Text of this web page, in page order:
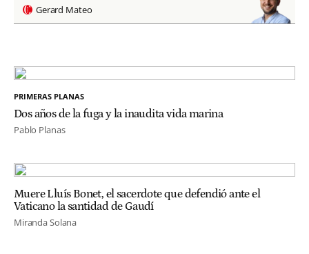
Gerard Mateo
PRIMERAS PLANAS
Dos años de la fuga y la inaudita vida marina
Pablo Planas
Muere Lluís Bonet, el sacerdote que defendió ante el
Vaticano la santidad de Gaudí
Miranda Solana